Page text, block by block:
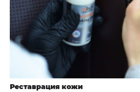
Реставрация кожи